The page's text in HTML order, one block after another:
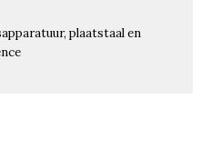
plaatstaal en